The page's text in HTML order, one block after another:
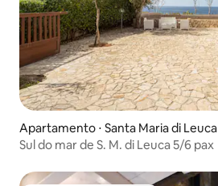
Apartamento ⋅ Santa Maria di Leuca
Sul do mar de S. M. di Leuca 5/6 pax